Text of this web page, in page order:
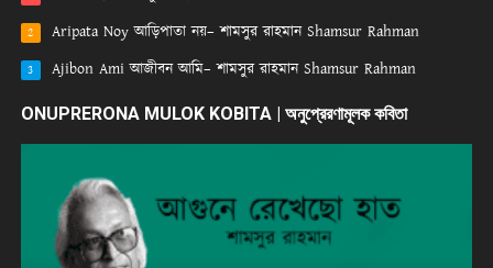
2 Aripata Noy আড়িপাতা নয়– শামসুর রাহমান Shamsur Rahman
3 Ajibon Ami আজীবন আমি– শামসুর রাহমান Shamsur Rahman
ONUPRERONA MULOK KOBITA | অনুপ্রেরণামূলক কবিতা